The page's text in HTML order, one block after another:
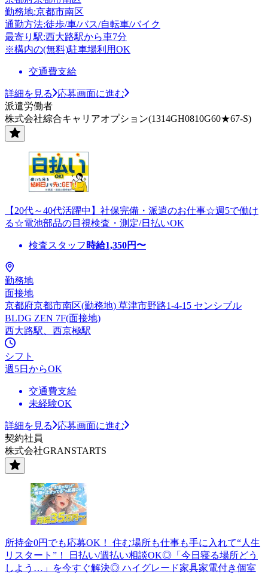
勤務地:京都市南区
通勤方法:徒歩/車/バス/自転車/バイク
最寄り駅:西大路駅から車7分
※構内の(無料)駐車場利用OK
交通費支給
詳細を見る
応募画面に進む
派遣労働者
株式会社綜合キャリアオプション(1314GH0810G60★67-S)
【20代～40代活躍中】社保完備・派遣のお仕事☆週5で働け
る☆電池部品の目視検査・測定/日払いOK
検査スタッフ 時給1,350円〜
勤務地
面接地
京都府京都市南区(勤務地) 草津市野路1-4-15 センシブル
BLDG ZEN 7F(面接地)
西大路駅、西京極駅
シフト
週5日からOK
交通費支給
未経験OK
詳細を見る
応募画面に進む
契約社員
株式会社GRANSTARTS
所持金0円でも応募OK！ 住む場所も仕事も手に入れて“人生
リスタート”！ 日払い/週払い相談OK◎「今日寝る場所どう
しよう…」を今すぐ解決◎ ハイグレード家具家電付き個室